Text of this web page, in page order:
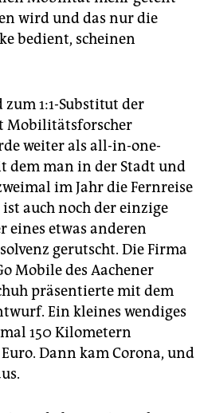
wird und das nur die
bedient, scheinen
1:1-Substitut der
Mobilitätsforscher
weiter als all-in-one-
dem man in der Stadt und
im Jahr die Fernreise
auch noch der einzige
eines etwas anderen
gerutscht. Die Firma
Mobile des Aachener
präsentierte mit dem
Ein kleines wendiges
150 Kilometern
Dann kam Corona, und